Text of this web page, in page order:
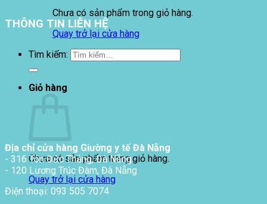
Chưa có sản phẩm trong giỏ hàng.
Quay trở lại cửa hàng
Tìm kiếm:
Giỏ hàng
Chưa có sản phẩm trong giỏ hàng.
Quay trở lại cửa hàng
THÔNG TIN LIÊN HỆ
Địa chỉ cửa hàng Giường y tế Đà Nẵng
- 316 Tôn Đức Thắng, Đà Nẵng
- 120 Lương Trúc Đàm, Đà Nẵng
Điện thoại: 093 505 7074